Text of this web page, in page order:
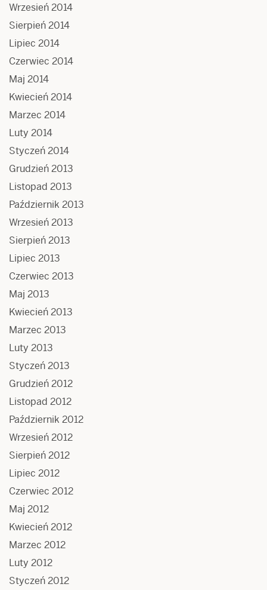
Wrzesień 2014
Sierpień 2014
Lipiec 2014
Czerwiec 2014
Maj 2014
Kwiecień 2014
Marzec 2014
Luty 2014
Styczeń 2014
Grudzień 2013
Listopad 2013
Październik 2013
Wrzesień 2013
Sierpień 2013
Lipiec 2013
Czerwiec 2013
Maj 2013
Kwiecień 2013
Marzec 2013
Luty 2013
Styczeń 2013
Grudzień 2012
Listopad 2012
Październik 2012
Wrzesień 2012
Sierpień 2012
Lipiec 2012
Czerwiec 2012
Maj 2012
Kwiecień 2012
Marzec 2012
Luty 2012
Styczeń 2012